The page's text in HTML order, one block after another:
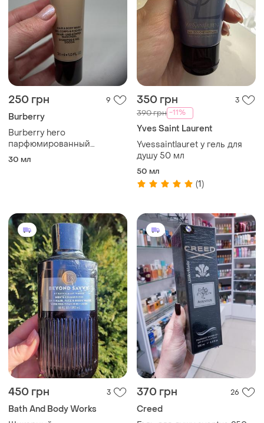
250 грн 9
Burberry
Burberry hero
парфюмированный
шампунь/гель для душа
30 мл
350 грн 3
390 грн -11%
Yves Saint Laurent
Yvessaintlauret y гель для
душу 50 мл
50 мл
(1)
450 грн 3
Bath And Body Works
370 грн 26
Creed